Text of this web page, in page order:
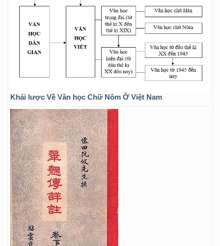
Khái lược Về Văn học Chữ Nôm Ở Việt Nam